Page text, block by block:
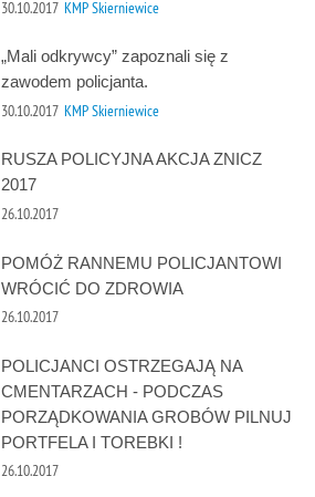
30.10.2017 KMP Skierniewice
„Mali odkrywcy” zapoznali się z
zawodem policjanta.
30.10.2017 KMP Skierniewice
RUSZA POLICYJNA AKCJA ZNICZ
2017
26.10.2017
POMÓŻ RANNEMU POLICJANTOWI
WRÓCIĆ DO ZDROWIA
26.10.2017
POLICJANCI OSTRZEGAJĄ NA
CMENTARZACH - PODCZAS
PORZĄDKOWANIA GROBÓW PILNUJ
PORTFELA I TOREBKI !
26.10.2017